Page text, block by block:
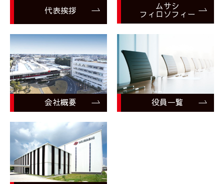
代表挨拶 ムサシ
フィロソフィー
会社概要 役員一覧